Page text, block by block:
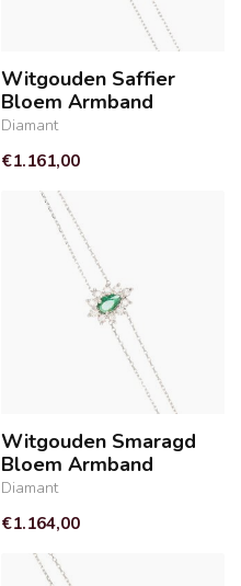
Witgouden Saffier
Bloem Armband
Diamant
€1.161,00
Witgouden Smaragd
Bloem Armband
Diamant
€1.164,00